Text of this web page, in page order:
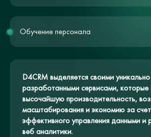
Обучение персонала
D4CRM выделяется своими уникально
разработанными сервисами, которые
высочайшую производительность,
масштабирования и экономию за счет
эффективного управления данными и
веб аналитики.